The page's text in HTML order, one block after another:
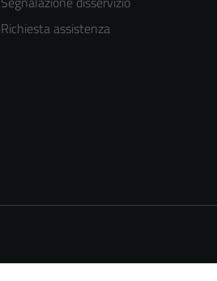
Richiesta assistenza